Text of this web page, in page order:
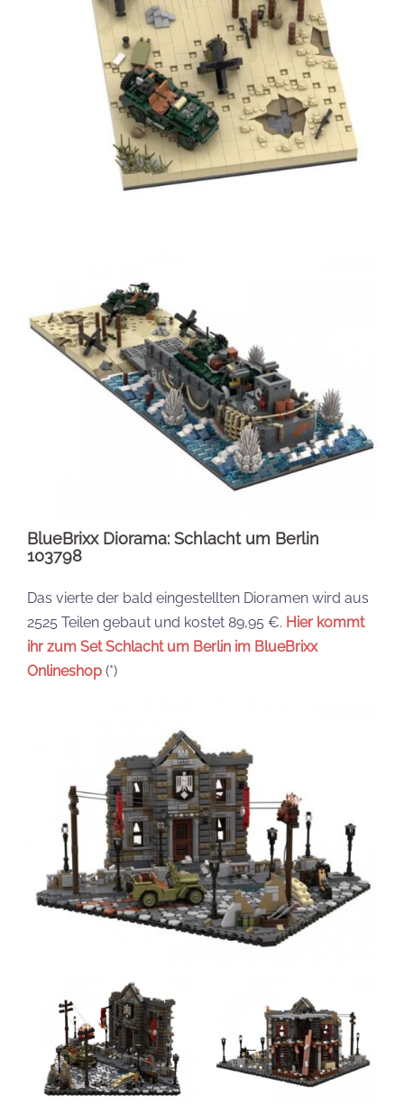
BlueBrixx Diorama: Schlacht um Berlin
103798
Das vierte der bald eingestellten Dioramen wird aus
2525 Teilen gebaut und kostet 89,95 €. Hier kommt
ihr zum Set Schlacht um Berlin im BlueBrixx
Onlineshop (*)